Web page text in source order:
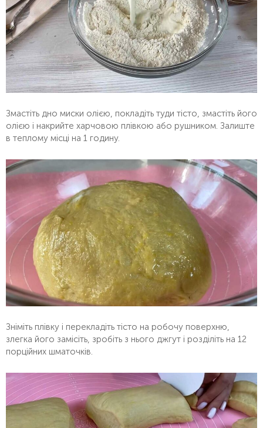
Змастіть дно миски олією, покладіть туди тісто, змастіть його
олією і накрийте харчовою плівкою або рушником. Залиште
в теплому місці на 1 годину.
Зніміть плівку і перекладіть тісто на робочу поверхню,
злегка його замісіть, зробіть з нього джгут і розділіть на 12
порційних шматочків.